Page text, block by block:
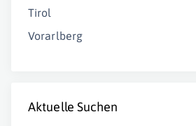
Tirol
Vorarlberg
Aktuelle Suchen